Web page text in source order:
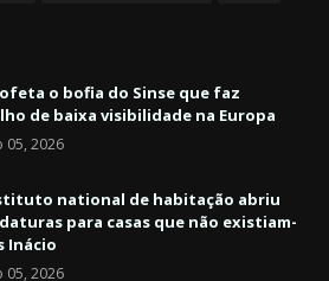
o bofia do Sinse que faz
de baixa visibilidade na Europa
05, 2026
national de habitação abriu
para casas que não existiam-
Inácio
05, 2026